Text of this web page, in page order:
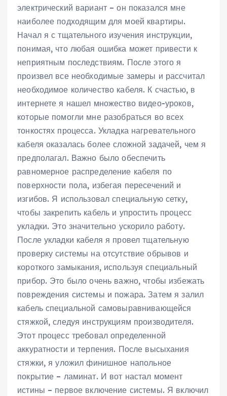
электрический вариант – он показался мне
наиболее подходящим для моей квартиры.
Начал я с тщательного изучения инструкции,
понимая, что любая ошибка может привести к
неприятным последствиям. После этого я
произвел все необходимые замеры и рассчитал
необходимое количество кабеля. К счастью, в
интернете я нашел множество видео-уроков,
которые помогли мне разобраться во всех
тонкостях процесса. Укладка нагревательного
кабеля оказалась более сложной задачей, чем я
предполагал. Важно было обеспечить
равномерное распределение кабеля по
поверхности пола, избегая пересечений и
изгибов. Я использовал специальную сетку,
чтобы закрепить кабель и упростить процесс
укладки. Это значительно ускорило работу.
После укладки кабеля я провел тщательную
проверку системы на отсутствие обрывов и
короткого замыкания, используя специальный
прибор. Это было очень важно, чтобы избежать
повреждения системы и пожара. Затем я залил
кабель специальной самовыравнивающейся
стяжкой, следуя инструкциям производителя.
Этот процесс требовал определенной
аккуратности и терпения. После высыхания
стяжки, я уложил финишное напольное
покрытие – ламинат. И вот настал момент
истины – первое включение системы. Я включил